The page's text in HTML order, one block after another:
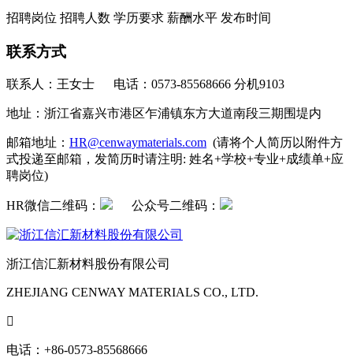
招聘岗位 招聘人数 学历要求 薪酬水平 发布时间
联系方式
联系人：王女士 电话： 0573-85568666 分机9103
地址：浙江省嘉兴市港区乍浦镇东方大道南段三期围堤内
邮箱地址： HR@cenwaymaterials.com (请将个人简历以附件方
式投递至邮箱，发简历时请注明: 姓名+学校+专业+成绩单+应
聘岗位)
HR微信二维码： 公众号二维码：
浙江信汇新材料股份有限公司
ZHEJIANG CENWAY MATERIALS CO., LTD.

电话：+86-0573-85568666